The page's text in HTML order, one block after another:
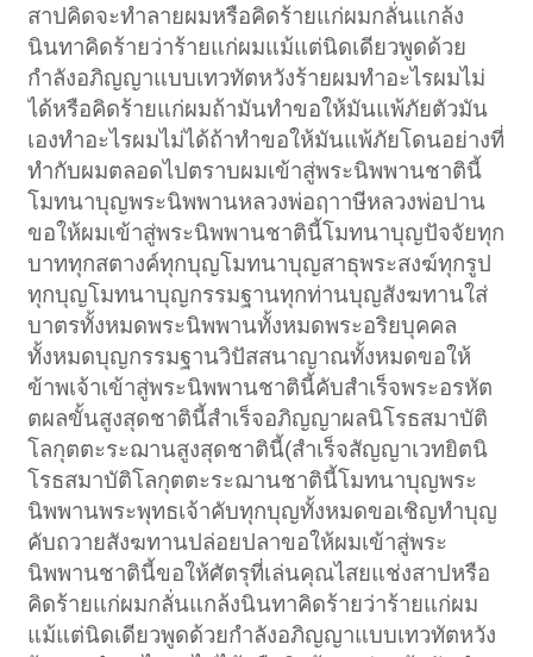
สาปคิดจะทำลายผมหรือคิดร้ายแก่ผมกลั่นแกล้ง
นินทาคิดร้ายว่าร้ายแก่ผมแม้แต่นิดเดียวพูดด้วย
กำลังอภิญญาแบบเทวทัตหวังร้ายผมทำอะไรผมไม่
ได้หรือคิดร้ายแก่ผมถ้ามันทำขอให้มันแพ้ภัยตัวมัน
เองทำอะไรผมไม่ได้ถ้าทำขอให้มันแพ้ภัยโดนอย่างที่
ทำกับผมตลอดไปตราบผมเข้าสู่พระนิพพานชาตินี้
โมทนาบุญพระนิพพานหลวงพ่อฤาาษีหลวงพ่อปาน
ขอให้ผมเข้าสู่พระนิพพานชาตินี้โมทนาบุญปัจจัยทุก
บาททุกสตางค์ทุกบุญโมทนาบุญสาธุพระสงฆ์ทุกรูป
ทุกบุญโมทนาบุญกรรมฐานทุกท่านบุญสังฆทานใส่
บาตรทั้งหมดพระนิพพานทั้งหมดพระอริยบุคคล
ทั้งหมดบุญกรรมฐานวิปัสสนาญาณทั้งหมดขอให้
ข้าพเจ้าเข้าสู่พระนิพพานชาตินี้คับสำเร็จพระอรหัต
ตผลขั้นสูงสุดชาตินี้สำเร็จอภิญญาผลนิโรธสมาบัติ
โลกุตตะระฌานสูงสุดชาตินี้(สำเร็จสัญญาเวทยิตนิ
โรธสมาบัติโลกุตตะระฌานชาตินี้โมทนาบุญพระ
นิพพานพระพุทธเจ้าคับทุกบุญทั้งหมดขอเชิญทำบุญ
คับถวายสังฆทานปล่อยปลาขอให้ผมเข้าสู่พระ
นิพพานชาตินี้ขอให้ศัตรุที่เล่นคุณไสยแช่งสาปหรือ
คิดร้ายแก่ผมกลั่นแกล้งนินทาคิดร้ายว่าร้ายแก่ผม
แม้แต่นิดเดียวพูดด้วยกำลังอภิญญาแบบเทวทัตหวัง